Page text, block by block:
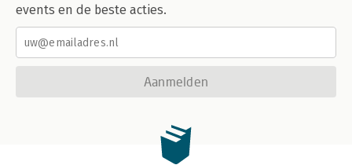
events en de beste acties.
Aanmelden